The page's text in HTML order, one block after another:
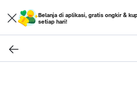
Belanja di aplikasi, gratis ongkir &
setiap hari!